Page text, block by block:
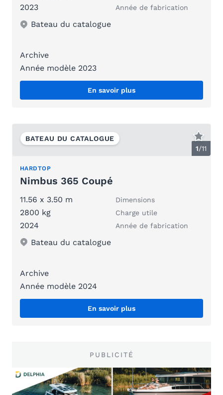
2023 Année de fabrication
Bateau du catalogue
Archive
Année modèle 2023
En savoir plus
1/11
BATEAU DU CATALOGUE
HARDTOP
Nimbus 365 Coupé
11.56 x 3.50 m Dimensions
2800 kg Charge utile
2024 Année de fabrication
Bateau du catalogue
Archive
Année modèle 2024
En savoir plus
PUBLICITÉ